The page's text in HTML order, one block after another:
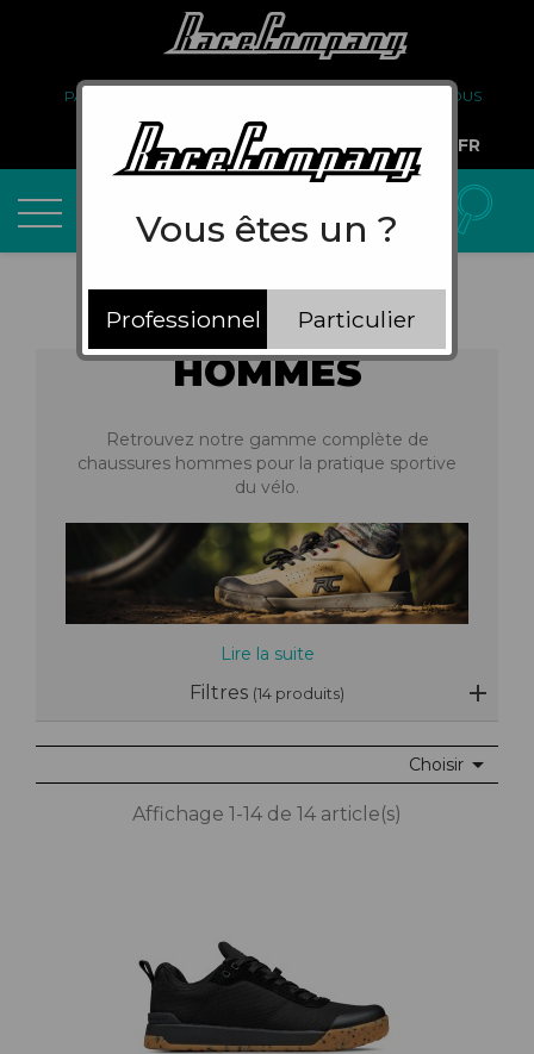
PARTENARIAT
À PROPOS DE NOUS
COMPTE PRO
FR
HOMMES
Retrouvez notre gamme complète de
chaussures hommes pour la pratique sportive
du vélo.
Lire la suite
Filtres (14 produits)
Choisir 
Affichage 1-14 de 14 article(s)
Vous êtes un ?
Professionnel Particulier